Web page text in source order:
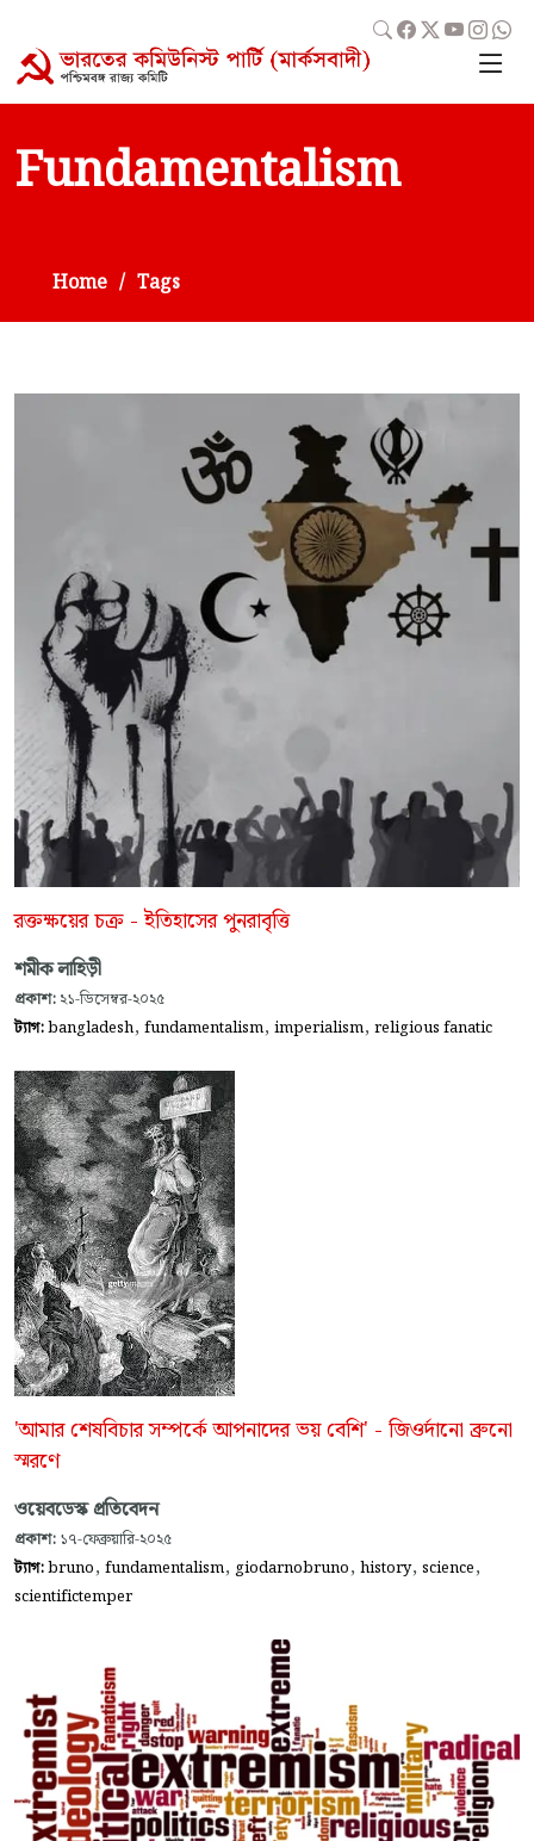
Fundamentalism
Home Tags
রক্তক্ষয়ের চক্র - ইতিহাসের পুনরাবৃত্তি
শমীক লাহিড়ী
প্রকাশ: ২১-ডিসেম্বর-২০২৫
ট্যাগ:bangladesh, fundamentalism, imperialism, religious fanatic
'আমার শেষবিচার সম্পর্কে আপনাদের ভয় বেশি' - জিওর্দানো ব্রুনো
স্মরণে
ওয়েবডেস্ক প্রতিবেদন
প্রকাশ: ১৭-ফেব্রুয়ারি-২০২৫
ট্যাগ:bruno, fundamentalism, giodarnobruno, history, science,
scientifictemper